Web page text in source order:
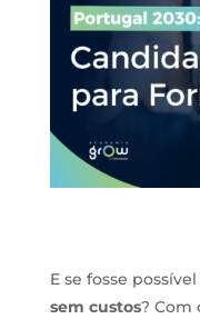
E se fosse possível
sem custos? Com